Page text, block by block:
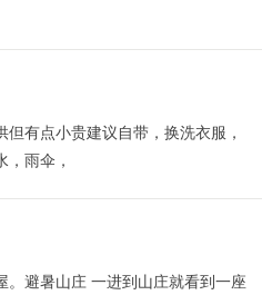
有点小贵建议自带，换洗衣服，
雨伞，
。避暑山庄 一进到山庄就看到一座